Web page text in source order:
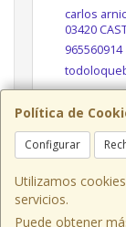
Política de
Configurar
Utilizamos
servicios.
Puede obtener
carlos
03420
965560914
Horario
10h a 14h y